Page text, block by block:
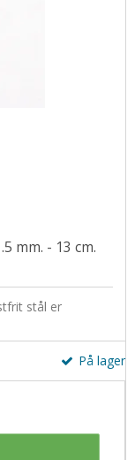
mm. - 13 cm.
stål er
På lager